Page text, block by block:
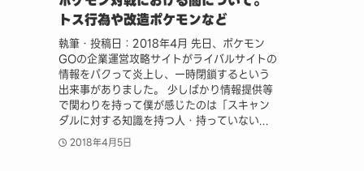
トス行為や改造ポケモンなど
執筆・投稿日：2018年4月 先日、ポケモン
GOの企業運営攻略サイトがライバルサイトの
情報をパクって炎上し、一時閉鎖するという
出来事がありました。 少しばかり情報提供等
で関わりを持って僕が感じたのは「スキャン
ダルに対する知識を持つ人・持っていない...
2018年4月5日